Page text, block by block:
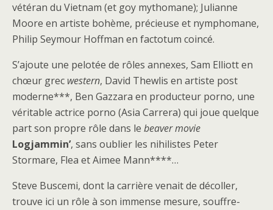
vétéran du Vietnam (et goy mythomane); Julianne
Moore en artiste bohème, précieuse et nymphomane,
Philip Seymour Hoffman en factotum coincé.
S’ajoute une pelotée de rôles annexes, Sam Elliott en
chœur grec western, David Thewlis en artiste post
moderne***, Ben Gazzara en producteur porno, une
véritable actrice porno (Asia Carrera) qui joue quelque
part son propre rôle dans le beaver movie
Logjammin’, sans oublier les nihilistes Peter
Stormare, Flea et Aimee Mann****…
Steve Buscemi, dont la carrière venait de décoller,
trouve ici un rôle à son immense mesure, souffre-